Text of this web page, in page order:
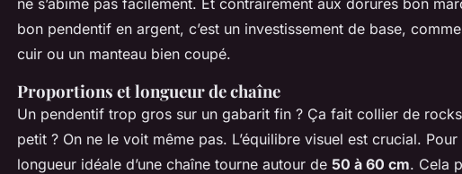
bon pendentif en argent, c’est un investissement de base,
cuir ou un manteau bien coupé.
Proportions et longueur de chaîne
Un pendentif trop gros sur un gabarit fin ? Ça fait collier de
petit ? On ne le voit même pas. L’équilibre visuel est crucial.
longueur idéale d’une chaîne tourne autour de 50 à 60 cm. Cela